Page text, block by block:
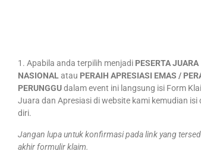
1. Apabila anda terpilih menjadi PESERTA JUARA
NASIONALatau PERAIH APRESIASI EMAS /
PERUNGGUdalam event ini langsung isi Form
Juara dan Apresiasi di website kami kemudian isi
diri.
Jangan lupa untuk konfirmasi pada link yang
akhir formulir klaim.